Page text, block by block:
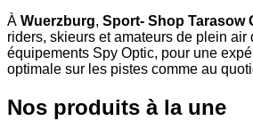
À Wuerzburg, Sport- Shop Tarasow
riders, skieurs et amateurs de plein
équipements Spy Optic, pour une
optimale sur les pistes comme au
Nos produits à la une